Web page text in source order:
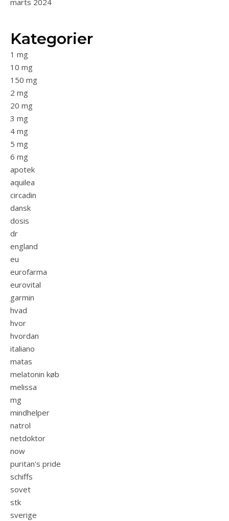
marts 2024
Kategorier
1 mg
10 mg
150 mg
2 mg
20 mg
3 mg
4 mg
5 mg
6 mg
apotek
aquilea
circadin
dansk
dosis
dr
england
eu
eurofarma
eurovital
garmin
hvad
hvor
hvordan
italiano
matas
melatonin køb
melissa
mg
mindhelper
natrol
netdoktor
now
puritan's pride
schiffs
sovet
stk
sverige